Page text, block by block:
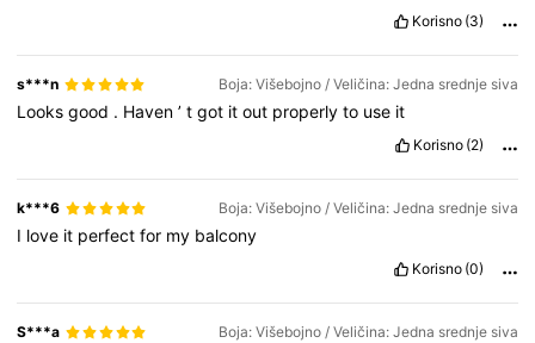
Korisno (3)
s***n Boja: Višebojno / Veličina: Jedna srednje siva
Looksgood . Haven’tgot itout properlyto use it
Korisno (2)
k***6 Boja: Višebojno / Veličina: Jedna srednje siva
I love it perfectfor my balcony
Korisno (0)
S***a Boja: Višebojno / Veličina: Jedna srednje siva